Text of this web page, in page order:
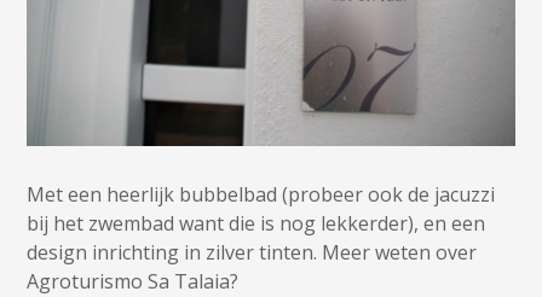
Met een heerlijk bubbelbad (probeer ook de jacuzzi
bij het zwembad want die is nog lekkerder), en een
design inrichting in zilver tinten. Meer weten over
Agroturismo Sa Talaia?